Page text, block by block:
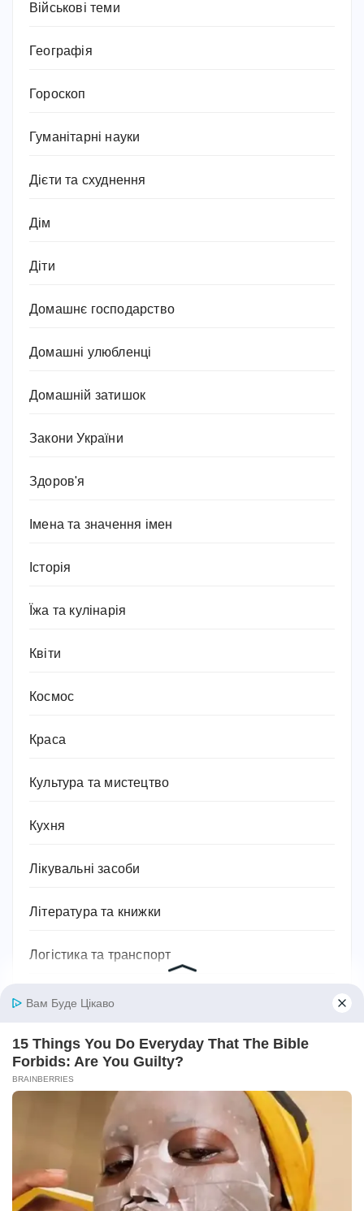
Військові теми
Географія
Гороскоп
Гуманітарні науки
Дієти та схуднення
Дім
Діти
Домашнє господарство
Домашні улюбленці
Домашній затишок
Закони України
Здоров'я
Імена та значення імен
Історія
Їжа та кулінарія
Квіти
Космос
Краса
Культура та мистецтво
Кухня
Лікувальні засоби
Література та книжки
Логістика та транспорт
Людина
Магія, хіромантія, езотерика, таро, містика
Міфи та легенди
Мотивація для спорту
Музика